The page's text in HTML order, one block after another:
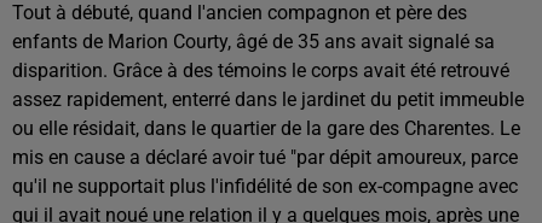
Tout à débuté, quand l'ancien compagnon et père des
enfants de Marion Courty, âgé de 35 ans avait signalé sa
disparition. Grâce à des témoins le corps avait été retrouvé
assez rapidement, enterré dans le jardinet du petit immeuble
ou elle résidait, dans le quartier de la gare des Charentes. Le
mis en cause a déclaré avoir tué "par dépit amoureux, parce
qu'il ne supportait plus l'infidélité de son ex-compagne avec
qui il avait noué une relation il y a quelques mois, après une